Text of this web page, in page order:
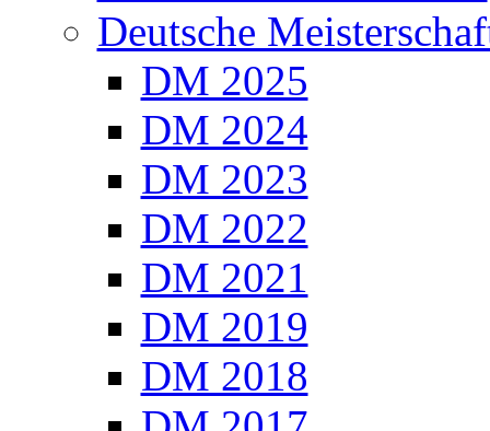
Deutsche
DM 2025
DM 2024
DM 2023
DM 2022
DM 2021
DM 2019
DM 2018